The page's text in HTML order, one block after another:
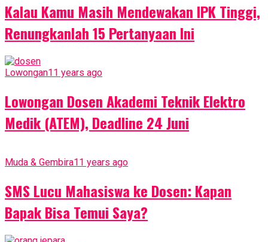
Kalau Kamu Masih Mendewakan IPK Tinggi,
Renungkanlah 15 Pertanyaan Ini
Lowongan11 years ago
Lowongan Dosen Akademi Teknik Elektro
Medik (ATEM), Deadline 24 Juni
Muda & Gembira11 years ago
SMS Lucu Mahasiswa ke Dosen: Kapan
Bapak Bisa Temui Saya?